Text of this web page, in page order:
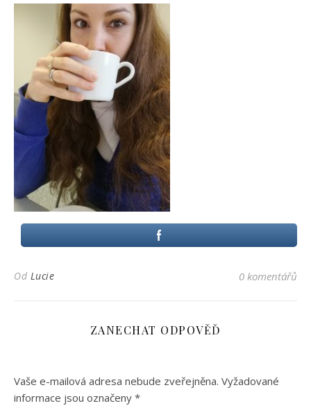
Od Lucie 0 komentářů
ZANECHAT ODPOVĚĎ
Vaše e-mailová adresa nebude zveřejněna. Vyžadované
informace jsou označeny *